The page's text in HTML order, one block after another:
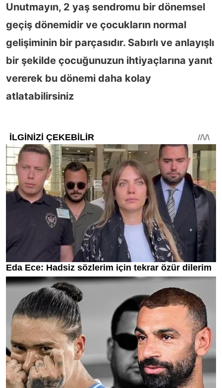
Unutmayın, 2 yaş sendromu bir dönemsel
geçiş dönemidir ve çocukların normal
gelişiminin bir parçasıdır. Sabırlı ve anlayışlı
bir şekilde çocuğunuzun ihtiyaçlarına yanıt
vererek bu dönemi daha kolay
atlatabilirsiniz